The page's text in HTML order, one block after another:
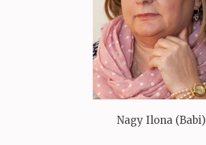
Nagy Ilona (Babi)